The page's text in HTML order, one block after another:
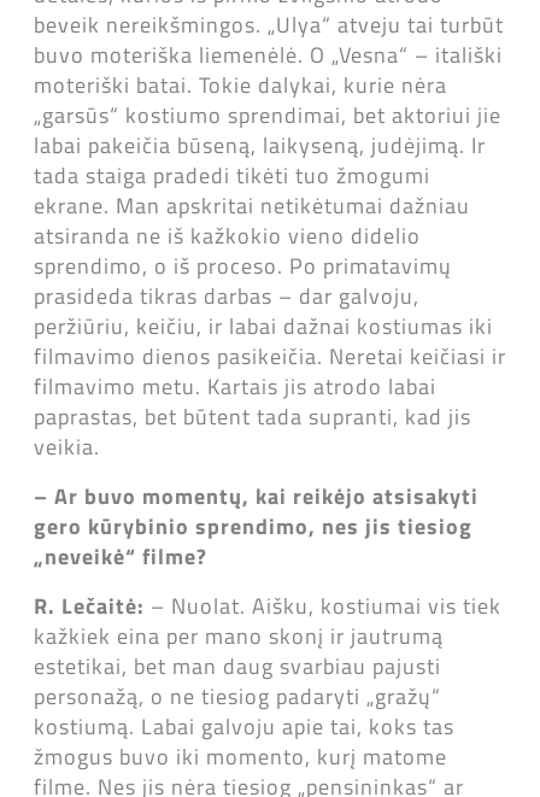
beveik nereikšmingos. „Ulya“ atveju tai turbūt
buvo moteriška liemenėlė. O „Vesna“ – itališki
moteriški batai. Tokie dalykai, kurie nėra
„garsūs“ kostiumo sprendimai, bet aktoriui jie
labai pakeičia būseną, laikyseną, judėjimą. Ir
tada staiga pradedi tikėti tuo žmogumi
ekrane. Man apskritai netikėtumai dažniau
atsiranda ne iš kažkokio vieno didelio
sprendimo, o iš proceso. Po primatavimų
prasideda tikras darbas – dar galvoju,
peržiūriu, keičiu, ir labai dažnai kostiumas iki
filmavimo dienos pasikeičia. Neretai keičiasi ir
filmavimo metu. Kartais jis atrodo labai
paprastas, bet būtent tada supranti, kad jis
veikia.
– Ar buvo momentų, kai reikėjo atsisakyti
gero kūrybinio sprendimo, nes jis tiesiog
„neveikė“ filme?
R. Lečaitė: – Nuolat. Aišku, kostiumai vis tiek
kažkiek eina per mano skonį ir jautrumą
estetikai, bet man daug svarbiau pajusti
personažą, o ne tiesiog padaryti „gražų“
kostiumą. Labai galvoju apie tai, koks tas
žmogus buvo iki momento, kurį matome
filme. Nes jis nėra tiesiog „pensininkas“ ar